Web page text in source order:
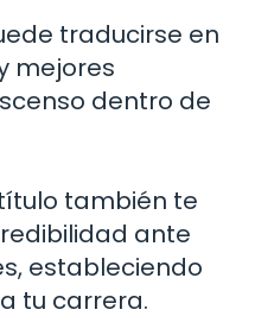
traducirse en
mejores
dentro de
también te
ante
estableciendo
tu carrera.